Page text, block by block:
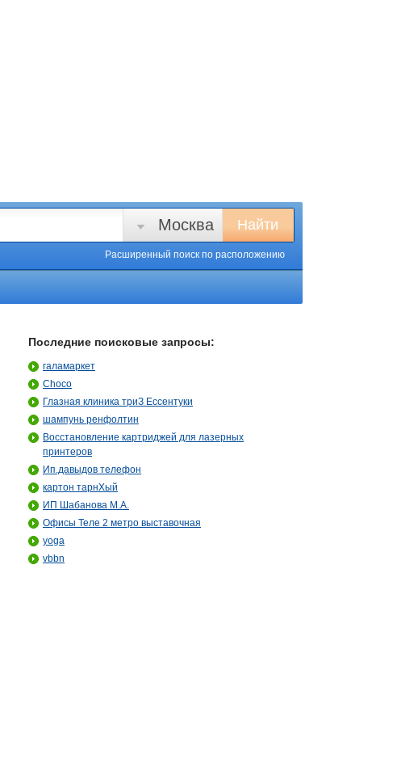
Найти
Москва
Расширенный поиск по расположению
Последние поисковые запросы:
галамаркет
Choco
Глазная клиника триЗ Ессентуки
шампунь ренфолтин
Восстановление картриджей для лазерных
принтеров
Ип.давыдов телефон
картон тарнXый
ИП Шабанова М.А.
Офисы Теле 2 метро выставочная
yoga
vbbn